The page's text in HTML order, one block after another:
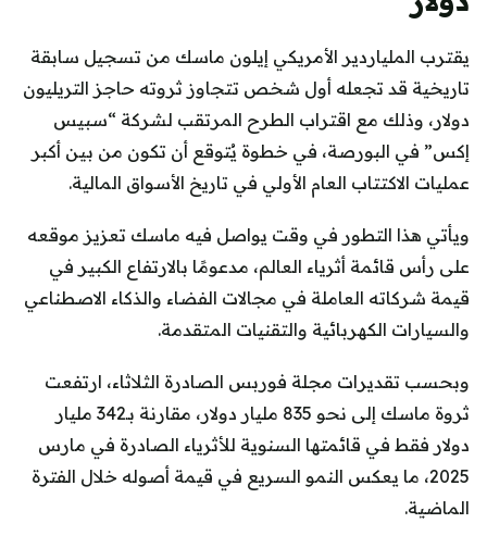
يقترب الملياردير الأمريكي إيلون ماسك من تسجيل سابقة
تاريخية قد تجعله أول شخص تتجاوز ثروته حاجز التريليون
دولار، وذلك مع اقتراب الطرح المرتقب لشركة “سبيس
إكس” في البورصة، في خطوة يُتوقع أن تكون من بين أكبر
عمليات الاكتتاب العام الأولي في تاريخ الأسواق المالية.
ويأتي هذا التطور في وقت يواصل فيه ماسك تعزيز موقعه
على رأس قائمة أثرياء العالم، مدعومًا بالارتفاع الكبير في
قيمة شركاته العاملة في مجالات الفضاء والذكاء الاصطناعي
والسيارات الكهربائية والتقنيات المتقدمة.
وبحسب تقديرات مجلة فوربس الصادرة الثلاثاء، ارتفعت
ثروة ماسك إلى نحو 835 مليار دولار، مقارنة بـ342 مليار
دولار فقط في قائمتها السنوية للأثرياء الصادرة في مارس
2025، ما يعكس النمو السريع في قيمة أصوله خلال الفترة
الماضية.